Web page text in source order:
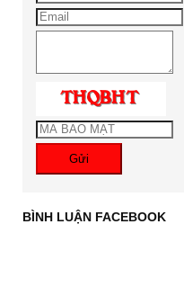
Gửi
BÌNH LUẬN FACEBOOK